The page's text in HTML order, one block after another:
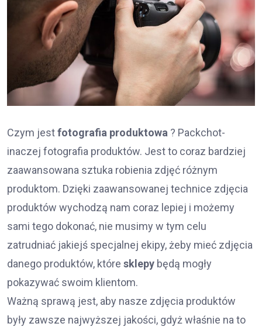
Czym jestfotografia produktowa ? Packchot-
inaczej fotografia produktów. Jest to coraz bardziej
zaawansowana sztuka robienia zdjęć różnym
produktom. Dzięki zaawansowanej technice zdjęcia
produktów wychodzą nam coraz lepiej i możemy
sami tego dokonać, nie musimy w tym celu
zatrudniać jakiejś specjalnej ekipy, żeby mieć zdjęcia
danego produktów, które sklepy będą mogły
pokazywać swoim klientom.
Ważną sprawą jest, aby nasze zdjęcia produktów
były zawsze najwyższej jakości, gdyż właśnie na to